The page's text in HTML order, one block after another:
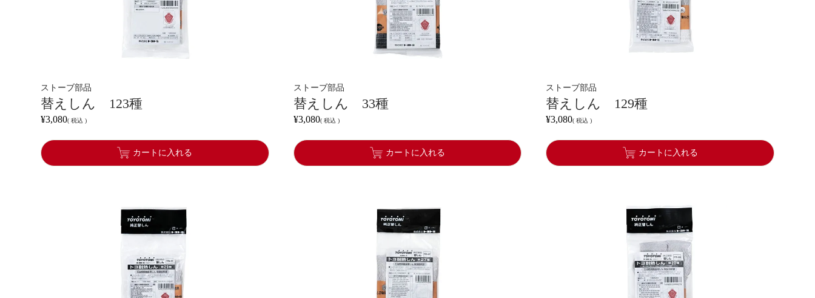
ストーブ部品
替えしん 123種
¥3,080 税込
カートに入れる
ストーブ部品
替えしん 33種
¥3,080 税込
カートに入れる
ストーブ部品
替えしん 129種
¥3,080 税込
カートに入れる